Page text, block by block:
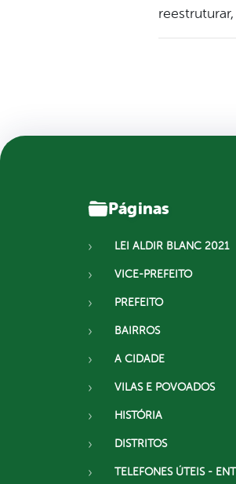
Páginas
LEI ALDIR BLANC 2021
VICE-PREFEITO
PREFEITO
BAIRROS
A CIDADE
VILAS E POVOADOS
HISTÓRIA
DISTRITOS
TELEFONES ÚTEIS -